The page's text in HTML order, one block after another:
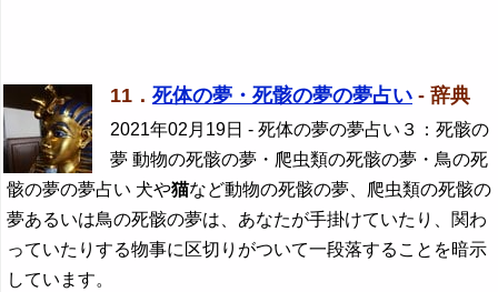
11． 死体の夢・死骸の夢の夢占い - 辞典
2021年02月19日 - 死体の夢の夢占い３：死骸の
夢 動物の死骸の夢・爬虫類の死骸の夢・鳥の死
骸の夢の夢占い 犬や猫など動物の死骸の夢、爬虫類の死骸の
夢あるいは鳥の死骸の夢は、あなたが手掛けていたり、関わ
っていたりする物事に区切りがついて一段落することを暗示
しています。